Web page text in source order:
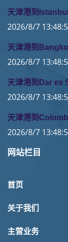
天津港到
2026/8/7
天津港到
2026/8/7
天津港到Dar es
2026/8/7
天津港到
2026/8/7
网站栏目
首页
关于我们
主营业务